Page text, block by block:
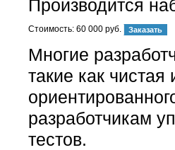
Производится
Стоимость: 60 000 руб.
Многие
такие как
разработчикам
тестов.